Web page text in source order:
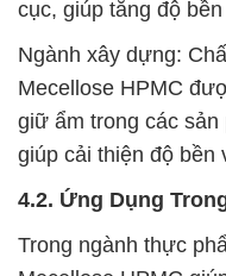
cục, giúp tăng độ
Ngành xây dựng:
Mecellose HPMC
giữ ẩm trong các sản
giúp cải thiện độ bền
4.2. Ứng Dụng
Trong ngành thực